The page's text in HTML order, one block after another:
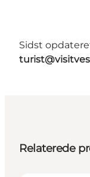
Sidst
Relaterede